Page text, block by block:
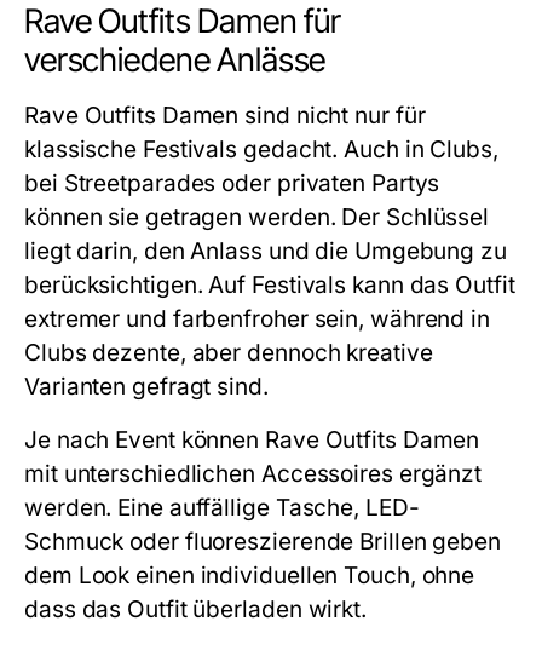
Rave Outfits Damen für
verschiedene Anlässe
Rave Outfits Damen sind nicht nur für
klassische Festivals gedacht. Auch in Clubs,
bei Streetparades oder privaten Partys
können sie getragen werden. Der Schlüssel
liegt darin, den Anlass und die Umgebung zu
berücksichtigen. Auf Festivals kann das Outfit
extremer und farbenfroher sein, während in
Clubs dezente, aber dennoch kreative
Varianten gefragt sind.
Je nach Event können Rave Outfits Damen
mit unterschiedlichen Accessoires ergänzt
werden. Eine auffällige Tasche, LED-
Schmuck oder fluoreszierende Brillen geben
dem Look einen individuellen Touch, ohne
dass das Outfit überladen wirkt.